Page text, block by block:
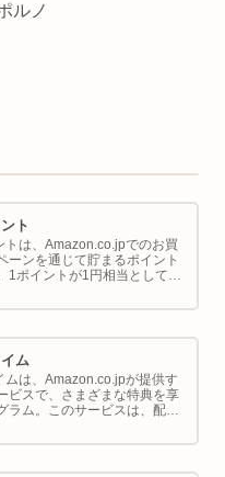
ルノ
ト
トは、Amazon.co.jpでのお買
ーンを通じて貯まるポイント
1ポイントが1円相当として、
イントの使い方と貯め方を解
ム
ムは、Amazon.co.jpが提供す
ビスで、さまざまな特典を享
ラム。このサービスは、配送
定割引までをカバーし、日常